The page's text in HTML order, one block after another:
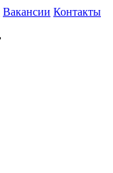
Вакансии Контакты